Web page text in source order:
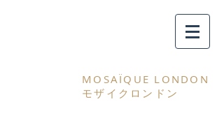
MOSAÏQUE LONDON
モザイクロンドン